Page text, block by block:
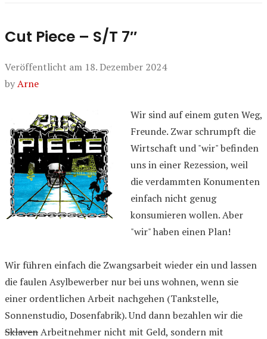
Cut Piece – S/T 7″
Veröffentlicht am 18. Dezember 2024
byArne
Wir sind auf einem guten Weg,
Freunde. Zwar schrumpft die
Wirtschaft und "wir" befinden
uns in einer Rezession, weil
die verdammten Konumenten
einfach nicht genug
konsumieren wollen. Aber
"wir" haben einen Plan!
Wir führen einfach die Zwangsarbeit wieder ein und lassen
die faulen Asylbewerber nur bei uns wohnen, wenn sie
einer ordentlichen Arbeit nachgehen (Tankstelle,
Sonnenstudio, Dosenfabrik). Und dann bezahlen wir die
SklavenArbeitnehmer nicht mit Geld, sondern mit